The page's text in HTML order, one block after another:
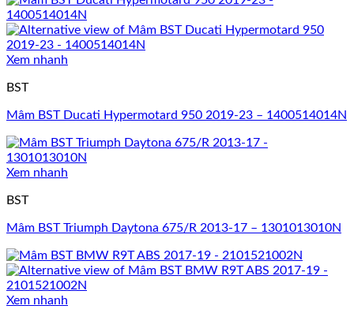
Xem nhanh
BST
Mâm BST Ducati Hypermotard 950 2019-23 – 1400514014N
Xem nhanh
BST
Mâm BST Triumph Daytona 675/R 2013-17 – 1301013010N
Xem nhanh